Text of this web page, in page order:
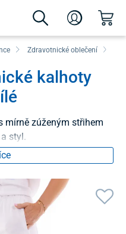
Zdravotnické oblečení
kalhoty
mírně zúženým střihem
styl.